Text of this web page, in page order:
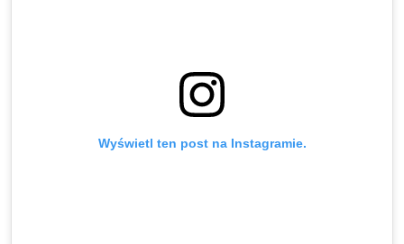
Wyświetl ten post na Instagramie.